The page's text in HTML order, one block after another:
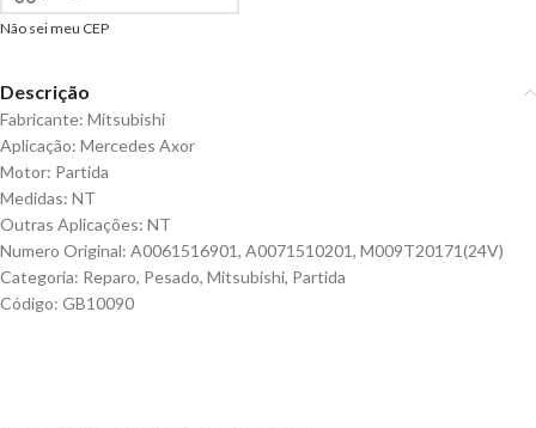
Não sei meu CEP
Descrição
Fabricante: Mitsubishi
Aplicação: Mercedes Axor
Motor: Partida
Medidas: NT
Outras Aplicações: NT
Numero Original: A0061516901, A0071510201, M009T20171(24V)
Categoria: Reparo, Pesado, Mitsubishi, Partida
Código: GB10090